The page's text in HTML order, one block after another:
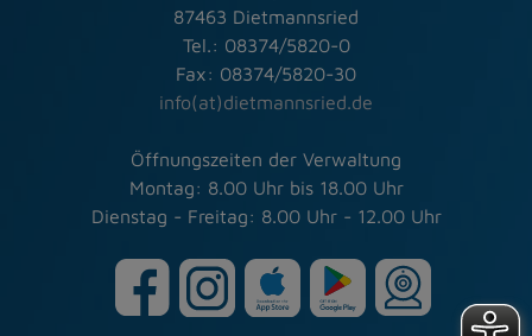
87463 Dietmannsried
Tel.: 08374/5820-0
Fax: 08374/5820-30
info(at)dietmannsried.de
Öffnungszeiten der Verwaltung
Montag: 8.00 Uhr bis 18.00 Uhr
Dienstag - Freitag: 8.00 Uhr - 12.00 Uhr